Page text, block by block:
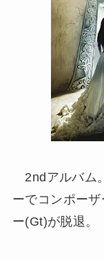
2ndアルバム
ーでコンポー
ー(Gt)が脱退。